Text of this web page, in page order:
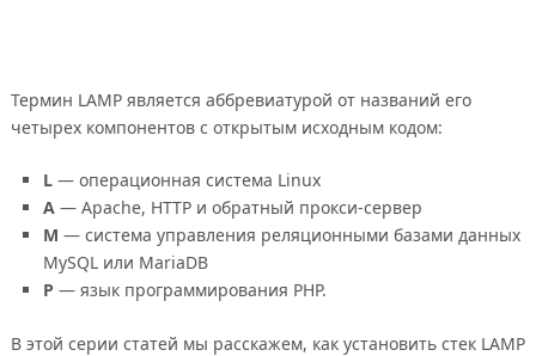
Термин LAMP является аббревиатурой от названий его
четырех компонентов с открытым исходным кодом:
L— операционная система Linux
A— Apache, HTTP и обратный прокси-сервер
M — система управления реляционными базами данных
MySQL или MariaDB
P — язык программирования PHP.
В этой серии статей мы расскажем, как установить стек LAMP